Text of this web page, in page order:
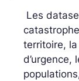
Les
territoire,
d’urgence,